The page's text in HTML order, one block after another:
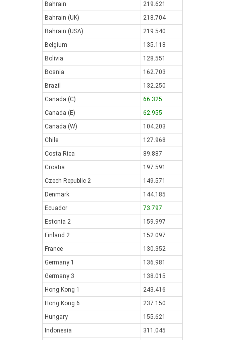
Bahrain
219.621
Bahrain (UK)
218.704
Bahrain (USA)
219.540
Belgium
135.118
Bolivia
128.551
Bosnia
162.703
Brazil
132.250
Canada (C)
66.325
Canada (E)
62.955
Canada (W)
104.203
Chile
127.968
Costa Rica
89.887
Croatia
197.591
Czech Republic 2
149.571
Denmark
144.185
Ecuador
73.797
Estonia 2
159.997
Finland 2
152.097
France
130.352
Germany 1
136.981
Germany 3
138.015
Hong Kong 1
243.416
Hong Kong 6
237.150
Hungary
155.621
Indonesia
311.045